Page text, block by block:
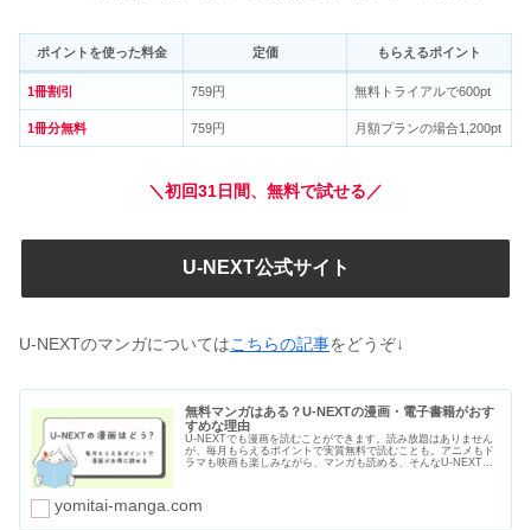
ポイントを使った料金 定価 もらえるポイント
1冊割引 759円 無料トライアルで600pt
1冊分無料 759円 月額プランの場合1,200pt
＼初回31日間、無料で試せる／
U-NEXT公式サイト
U-NEXTのマンガについてはこちらの記事をどうぞ↓
無料マンガはある？U-NEXTの漫画・電子書籍がおす
すめな理由
U-NEXTでも漫画を読むことができます。読み放題はありません
が、毎月もらえるポイントで実質無料で読むことも。アニメもド
ラマも映画も楽しみながら、マンガも読める、そんなU-NEXTが
yomitai-manga.com